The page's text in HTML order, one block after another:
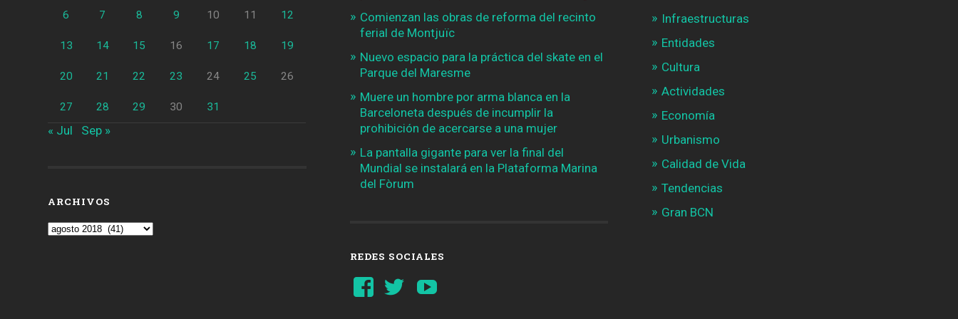
6 7 8 9 10 11 12
13 14 15 16 17 18 19
20 21 22 23 24 25 26
27 28 29 30 31
« Jul Sep »
ARCHIVOS
Archivos
Comienzan las obras de reforma del recinto
ferial de Montjuïc
Nuevo espacio para la práctica del skate en el
Parque del Maresme
Muere un hombre por arma blanca en la
Barceloneta después de incumplir la
prohibición de acercarse a una mujer
La pantalla gigante para ver la final del
Mundial se instalará en la Plataforma Marina
del Fòrum
REDES SOCIALES
Ver
perfil
Ver
perfil
Infraestructuras
Entidades
Cultura
Actividades
Economía
Urbanismo
Calidad de Vida
Tendencias
Gran BCN